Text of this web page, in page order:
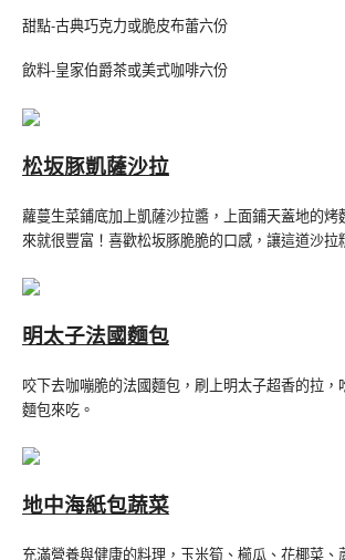
甜點-古典巧克力或脆皮布蕾六份
飲料-皇家伯爵茶或美式咖啡六份
松坂豚凱薩沙拉
蘿蔓生菜鋪底加上凱薩沙拉醬，上面鋪天蓋地的烤
來就很豐富！喜歡松坂豚脆脆的口感，讓這道沙拉
明太子法國麵包
咬下去咖嘣脆的法國麵包，刷上明太子超香的拉，
麵包來吃。
地中海紙包蔬菜
充滿營養與健康的料理，玉米筍、櫛瓜、花椰菜